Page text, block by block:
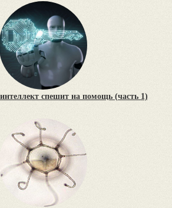
спешит на помощь (часть 1)